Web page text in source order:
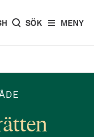
MENY
SÖK